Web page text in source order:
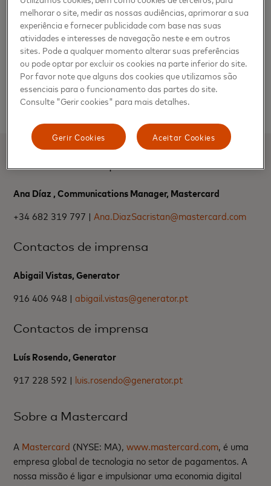
dispositivo, através do Face ID ou do Touch ID, ou,
então, através da password ou do pin do
equipamento.
Para mais informações acerca da Apple Pay, visite,
por favor:http://www.apple.com/apple-
pay/(localized per market)
Contactos de imprensa
Ana Díaz , Communications Manager, Mastercard
+34 682 319 797 |Ana.DiazSacristan@mastercard.com
Contactos de imprensa
Abigail Vistas, Generator
916 406 948 |abigail.vistas@generator.pt
Contactos de imprensa
Luís Rosendo, Generator
917 228 592 | luis.rosendo@generator.pt
Sobre a Mastercard
A Mastercard (NYSE: MA),www.mastercard.com, é uma
empresa global de tecnologia no setor de pagamentos. A
nossa missão é ligar e impulsionar uma economia digital
melhorar o site, medir as nossas audiências, aprimorar a sua
experiência e fornecer publicidade com base nas suas
atividades e interesses de navegação neste e em outros
sites. Pode a qualquer momento alterar suas preferências
ou pode optar por excluir os cookies na parte inferior do site.
Por favor note que alguns dos cookies que utilizamos são
essenciais para o funcionamento das partes do site.
Consulte "Gerir cookies" para mais detalhes.
Aceitar Cookies
Gerir Cookies